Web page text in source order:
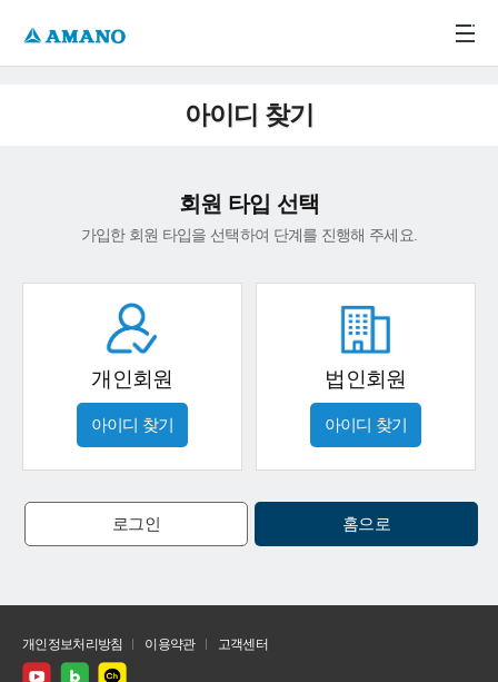
아이디 찾기
회원 타입 선택
가입한 회원 타입을 선택하여 단계를 진행해 주세요.
개인회원
아이디 찾기
법인회원
아이디 찾기
로그인 홈으로
개인정보처리방침 이용약관 고객센터